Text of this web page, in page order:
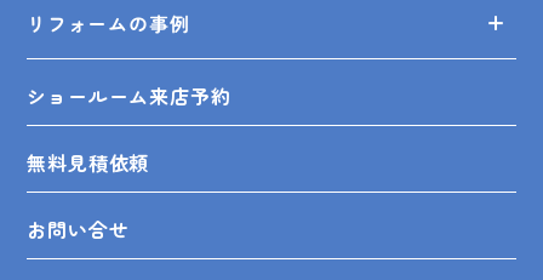
リフォームの事例
ショールーム来店予約
無料見積依頼
お問い合せ